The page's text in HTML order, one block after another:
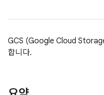
GCS (Google Cloud
합니다.